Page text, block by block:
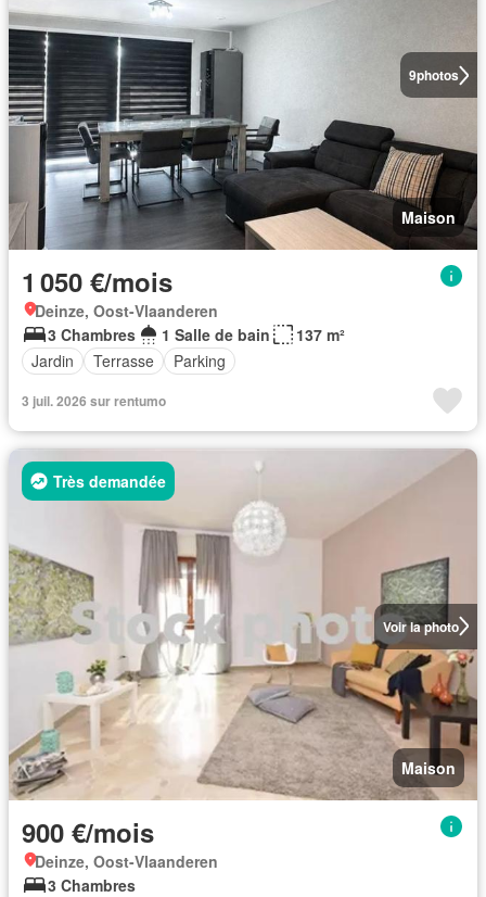
9photos
Maison
1 050 €/mois
Deinze, Oost-Vlaanderen
3 Chambres
1 Salle de bain
137 m²
Jardin
Terrasse Parking
3 juil. 2026 sur rentumo
Voir la photo
Très demandée
Maison
900 €/mois
Deinze, Oost-Vlaanderen
3 Chambres